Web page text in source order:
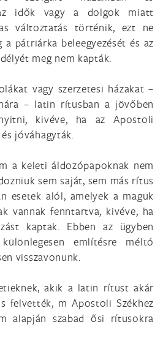
idők vagy a dolgok miatt
változtatás történik, ezt ne
a pátriárka beleegyezését és az
meg nem kapták.
vagy szerzetesi házakat –
– latin rítusban a jövőben
kivéve, ha az Apostoli
jóváhagyták.
a keleti áldozópapoknak nem
sem saját, sem más rítus
esetek alól, amelyek a maguk
vannak fenntartva, kivéve, ha
kaptak. Ebben az ügyben
említésre méltó
visszavonunk.
akik a latin rítust akár
felvették, m Apostoli Székhez
alapján szabad ősi rítusokra